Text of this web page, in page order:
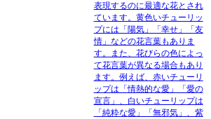
表現するのに最適な花とされ
ています。黄色いチューリッ
プには「陽気」「幸せ」「友
情」などの花言葉もありま
す。また、花びらの色によっ
て花言葉が異なる場合もあり
ます。例えば、赤いチューリ
ップは「情熱的な愛」「愛の
宣言」、白いチューリップは
「純粋な愛」「無邪気」、紫